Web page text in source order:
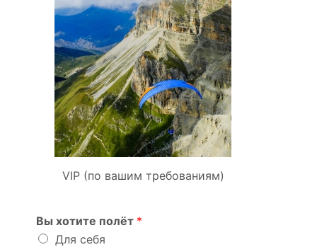
VIP (по вашим требованиям)
Вы хотите полёт *
Для себя